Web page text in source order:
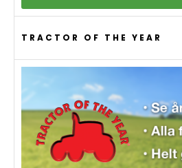
TRACTOR OF THE YEAR